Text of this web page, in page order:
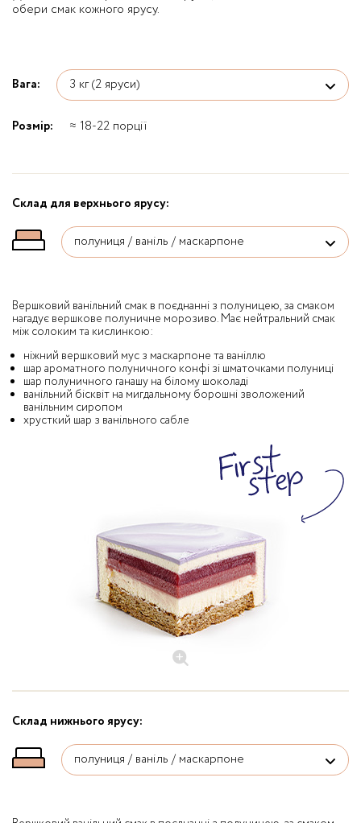
обери смак кожного ярусу.
Вага:
Розмір: ≈ 18-22 порції
Склад для верхнього ярусу:
Вершковий ванільний смак в поєднанні з полуницею, за смаком
нагадує вершкове полуничне морозиво. Має нейтральний смак
між солоким та кислинкою:
ніжний вершковий мус з маскарпоне та ваніллю
шар ароматного полуничного конфі зі шматочками полуниці
шар полуничного ганашу на білому шоколаді
ванільний бісквіт на мигдальному борошні зволожений
ванільним сиропом
хрусткий шар з ванільного сабле
Склад нижнього ярусу: